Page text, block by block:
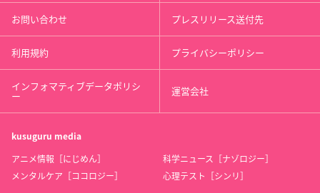
お問い合わせ プレスリリース送付先
利用規約 プライバシーポリシー
インフォマティブデータポリシ
ー 運営会社
kusuguru media
アニメ情報［にじめん］
科学ニュース［ナゾロジー］
メンタルケア［ココロジー］
心理テスト［シンリ］